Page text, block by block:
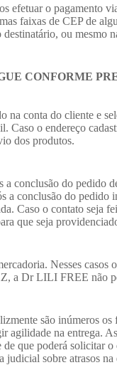
efetuar o pagamento
faixas de CEP de
ou
CONFORME
na conta do cliente e
o endereço
dos produtos.
a conclusão do
a conclusão do pedido
Caso o contato
que seja
Nesses
a Dr LILI FREE não
são inúmeros
na entrega.
que poderá
sobre atrasos na